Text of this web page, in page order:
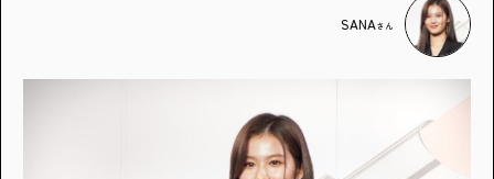
・マイナビティーンズについて
・お問い合わせ
・広告掲載のお問い合わせ
SANAさん